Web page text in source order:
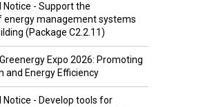
- Support the
energy management systems
(Package C2.2.11)
Expo 2026: Promoting
and Energy Efficiency
- Develop tools for